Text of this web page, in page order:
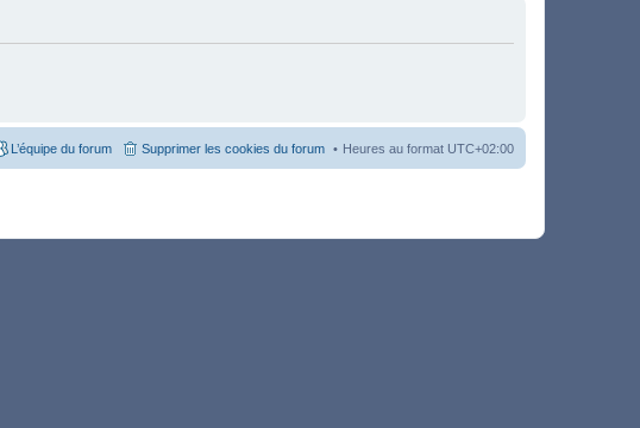
Heures au format UTC+02:00
Supprimer les cookies du forum
L’équipe du forum